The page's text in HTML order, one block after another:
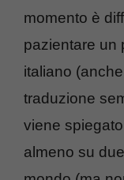
momento è
pazientare un
italiano
traduzione
viene
almeno su